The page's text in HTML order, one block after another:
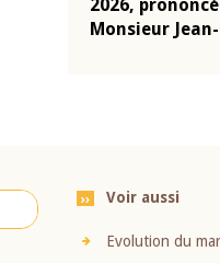
2026,
Monsieur
Voir aussi
Evolution du